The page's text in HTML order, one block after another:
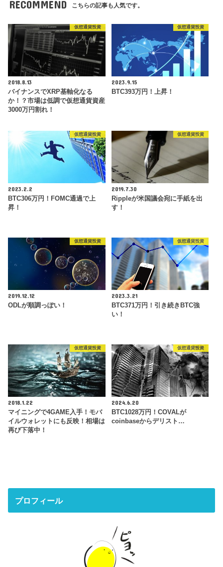
RECOMMEND こちらの記事も人気です。
仮想通貨投資
2018.8.13
バイナンスでXRP基軸化なる
か！？市場は低調で仮想通貨資産
3000万円割れ！
仮想通貨投資
2023.9.15
BTC393万円！上昇！
仮想通貨投資
2023.2.2
BTC306万円！FOMC通過で上
昇！
仮想通貨投資
2019.7.30
Rippleが米国議会宛に手紙を出
す！
仮想通貨投資
2019.12.12
ODLが順調っぽい！
仮想通貨投資
2023.3.21
BTC371万円！引き続きBTC強
い！
仮想通貨投資
2018.1.22
マイニングで4GAME入手！モバ
イルウォレットにも反映！相場は
再び下落中！
仮想通貨投資
2024.6.20
BTC1028万円！COVALが
coinbaseからデリスト…
プロフィール